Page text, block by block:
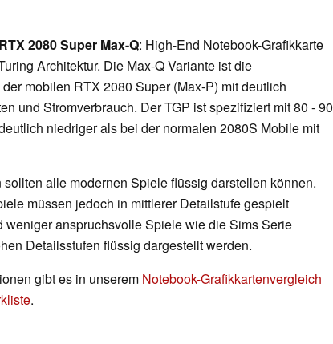
2080 Super Max-Q: High-End Notebook-Grafikkarte
Architektur. Die Max-Q Variante ist die
mobilen RTX 2080 Super (Max-P) mit deutlich
und Stromverbrauch. Der TGP ist spezifiziert mit 80 - 90
niedriger als bei der normalen 2080S Mobile mit
sollten alle modernen Spiele flüssig darstellen können.
müssen jedoch in mittlerer Detailstufe gespielt
weniger anspruchsvolle Spiele wie die Sims Serie
Detailsstufen flüssig dargestellt werden.
gibt es in unserem Notebook-Grafikkartenvergleich
.